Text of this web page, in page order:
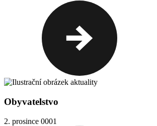
Obyvatelstvo
2. prosince 0001